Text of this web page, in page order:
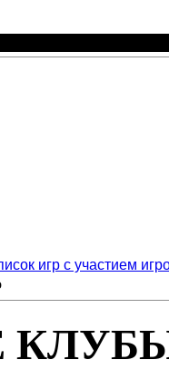
игр с участием